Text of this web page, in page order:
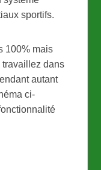
sportifs.
100% mais
travaillez dans
autant
ci-